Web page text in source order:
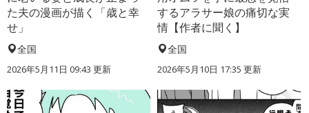
た夫の漫画が描く「歳と幸
せ」
全国
2026年5月11日 09:43 更新
するアラサー娘の痛切な実
情【作者に聞く】
全国
2026年5月10日 17:35 更新